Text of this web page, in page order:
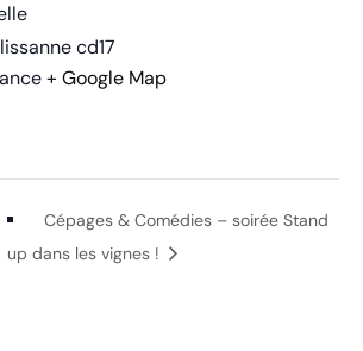
cd17
+ Google Map
Cépages & Comédies – soirée Stand
up dans les vignes !